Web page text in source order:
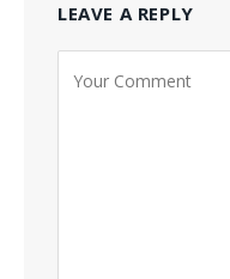
LEAVE A REPLY